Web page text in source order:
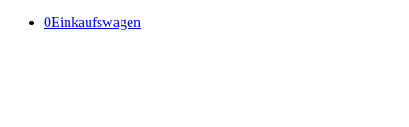
0Einkaufswagen